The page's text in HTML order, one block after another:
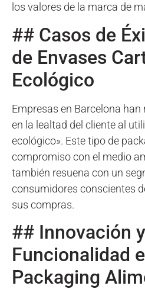
los valores de la marca de
## Casos de
de Envases
Ecológico
Empresas en Barcelona
en la lealtad del cliente al
ecológico». Este tipo de
compromiso con el medio
también resuena con un
consumidores conscientes
sus compras.
## Innovación y
Funcionalidad
Packaging